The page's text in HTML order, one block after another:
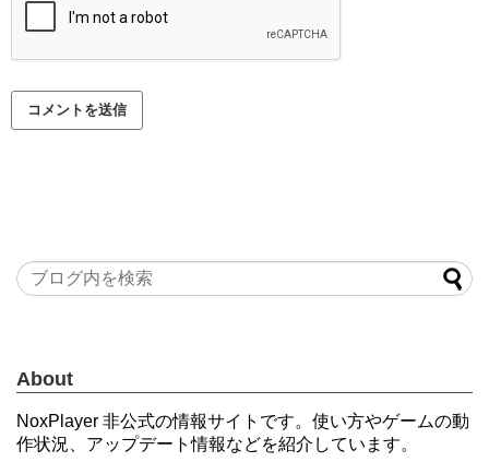
About
NoxPlayer 非公式の情報サイトです。使い方やゲームの動
作状況、アップデート情報などを紹介しています。